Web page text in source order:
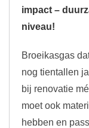
impact –
niveau!
Broeikasgas
nog tientallen
bij renovatie
moet ook
hebben en